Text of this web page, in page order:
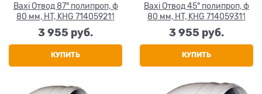
Baxi Отвод 87° полипроп, ф
80 мм, HT, KHG 714059211
3 955 руб.
КУПИТЬ
Baxi Отвод 45° полипроп, ф
80 мм, HT, KHG 714059311
3 955 руб.
КУПИТЬ